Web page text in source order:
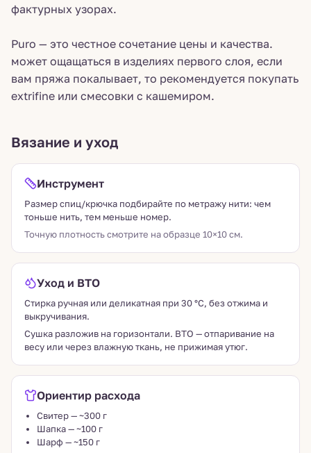
фактурных узорах.
Puro — это честное сочетание цены и качества.
может ощащаться в изделиях первого слоя, если
вам пряжа покалывает, то рекомендуется покупать
extrifine или смесовки с кашемиром.
Вязание и уход
Инструмент
Размер спиц/крючка подбирайте по метражу нити: чем
тоньше нить, тем меньше номер.
Точную плотность смотрите на образце 10×10 см.
Уход и ВТО
Стирка ручная или деликатная при 30 °C, без отжима и
выкручивания.
Сушка разложив на горизонтали. ВТО — отпаривание на
весу или через влажную ткань, не прижимая утюг.
Ориентир расхода
Свитер — ~300 г
Шапка — ~100 г
Шарф — ~150 г